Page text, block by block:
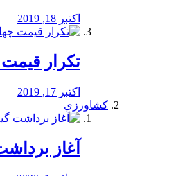
اکتبر 18, 2019
تکرار قیمت
اکتبر 17, 2019
کشاورزی
آغاز